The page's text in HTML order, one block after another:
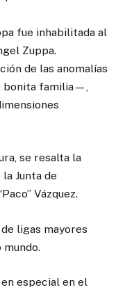
fue inhabilitada al
Zuppa.
de las anomalías
bonita familia—,
se resalta la
Junta de
Vázquez.
ligas mayores
especial en el